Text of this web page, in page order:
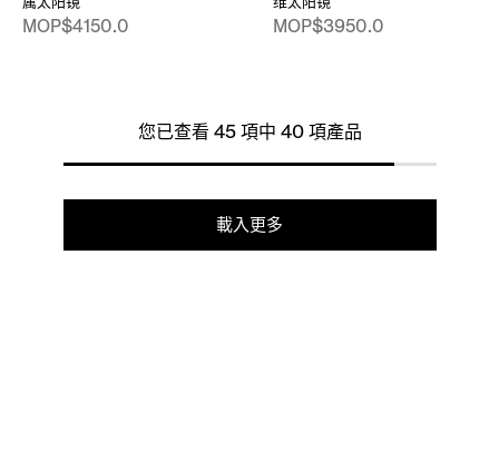
MOP$4150.0 MOP$3950.0
您已查看 45 項中 40 項產品
載入更多